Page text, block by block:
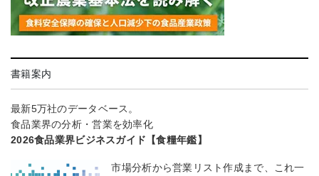
書籍案内
最新5万社のデータベース。
食品業界の分析・営業を効率化
2026食品業界ビジネスガイド【食糧年鑑】
市場分析から営業リスト作成まで、これ一